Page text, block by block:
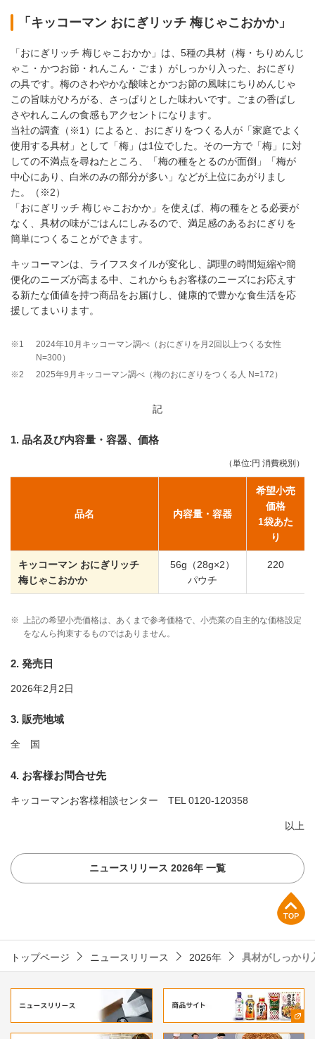
「キッコーマン おにぎリッチ 梅じゃこおかか」
「おにぎリッチ 梅じゃこおかか」は、5種の具材（梅・ちりめんじ
ゃこ・かつお節・れんこん・ごま）がしっかり入った、おにぎり
の具です。梅のさわやかな酸味とかつお節の風味にちりめんじゃ
この旨味がひろがる、さっぱりとした味わいです。ごまの香ばし
さやれんこんの食感もアクセントになります。
当社の調査（※1）によると、おにぎりをつくる人が「家庭でよく
使用する具材」として「梅」は1位でした。その一方で「梅」に対
しての不満点を尋ねたところ、「梅の種をとるのが面倒」「梅が
中心にあり、白米のみの部分が多い」などが上位にあがりまし
た。（※2）
「おにぎリッチ 梅じゃこおかか」を使えば、梅の種をとる必要が
なく、具材の味がごはんにしみるので、満足感のあるおにぎりを
簡単につくることができます。
キッコーマンは、ライフスタイルが変化し、調理の時間短縮や簡
便化のニーズが高まる中、これからもお客様のニーズにお応えす
る新たな価値を持つ商品をお届けし、健康的で豊かな食生活を応
援してまいります。
※1
2024年10月キッコーマン調べ（おにぎりを月2回以上つくる女性
N=300）
※2
2025年9月キッコーマン調べ（梅のおにぎりをつくる人 N=172）
記
1. 品名及び内容量・容器、価格
（単位:円 消費税別）
品名 内容量・容器
希望小売
価格
1袋あた
り
キッコーマン おにぎリッチ
梅じゃこおかか
56g（28g×2）
パウチ
220
※
上記の希望小売価格は、あくまで参考価格で、小売業の自主的な価格設定
をなんら拘束するものではありません。
2. 発売日
2026年2月2日
3. 販売地域
全 国
4. お客様お問合せ先
キッコーマンお客様相談センター TEL 0120-120358
以上
ニュースリリース 2026年 一覧
トップページ ニュースリリース 2026年 具材がしっかり